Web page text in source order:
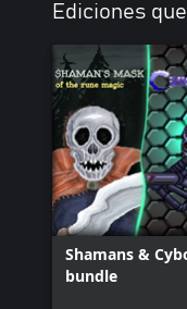
Ediciones
Shamans &
bundle